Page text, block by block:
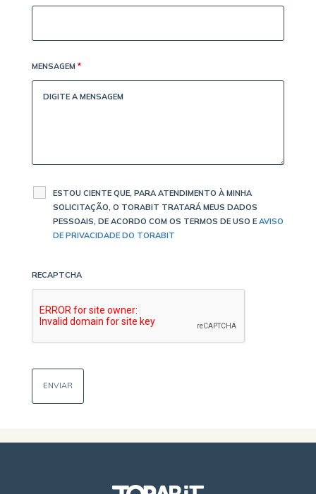
MENSAGEM *
ESTOU CIENTE QUE, PARA ATENDIMENTO À MINHA
SOLICITAÇÃO, O TORABIT TRATARÁ MEUS DADOS
PESSOAIS, DE ACORDO COM OS TERMOS DE USO E AVISO
DE PRIVACIDADE DO TORABIT
RECAPTCHA